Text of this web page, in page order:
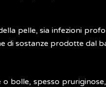
pelle, sia infezioni
di sostanze prodotte dal
o bolle, spesso